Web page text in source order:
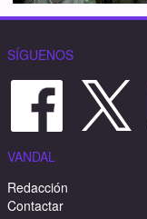
SÍGUENOS
VANDAL
Redacción
Contactar